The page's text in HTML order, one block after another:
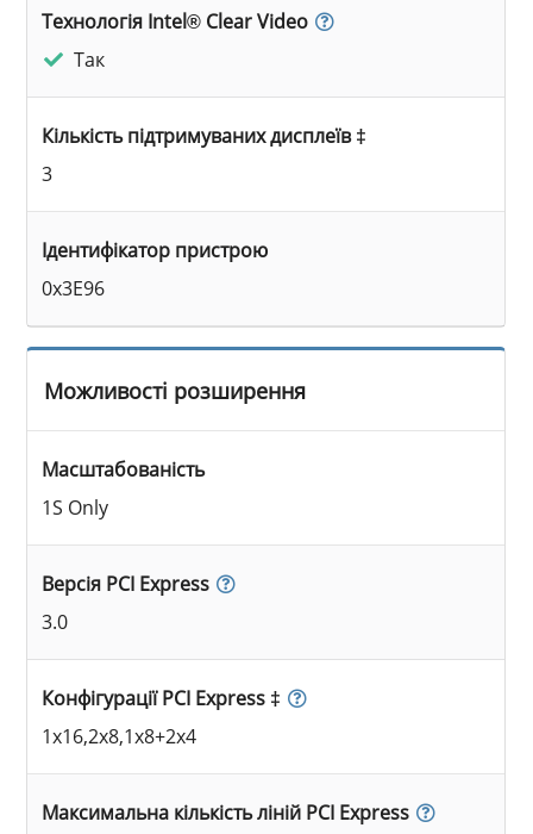
Технологія Intel® Clear Video
Так
Кількість підтримуваних дисплеїв ‡
3
Ідентифікатор пристрою
0x3E96
Можливості розширення
Масштабованість
1S Only
Версія PCI Express
3.0
Конфігурації PCI Express ‡
1x16,2x8,1x8+2x4
Максимальна кількість ліній PCI Express